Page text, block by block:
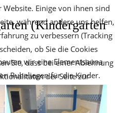
(Kindergarten
wir eine Elementsauna
Ruheliegen für die Kinder.
Einige von ihnen sind
während andere uns helfen,
zu verbessern (Tracking
ob Sie die Cookies
Sie, dass bei einer Ablehnung
der Seite zur